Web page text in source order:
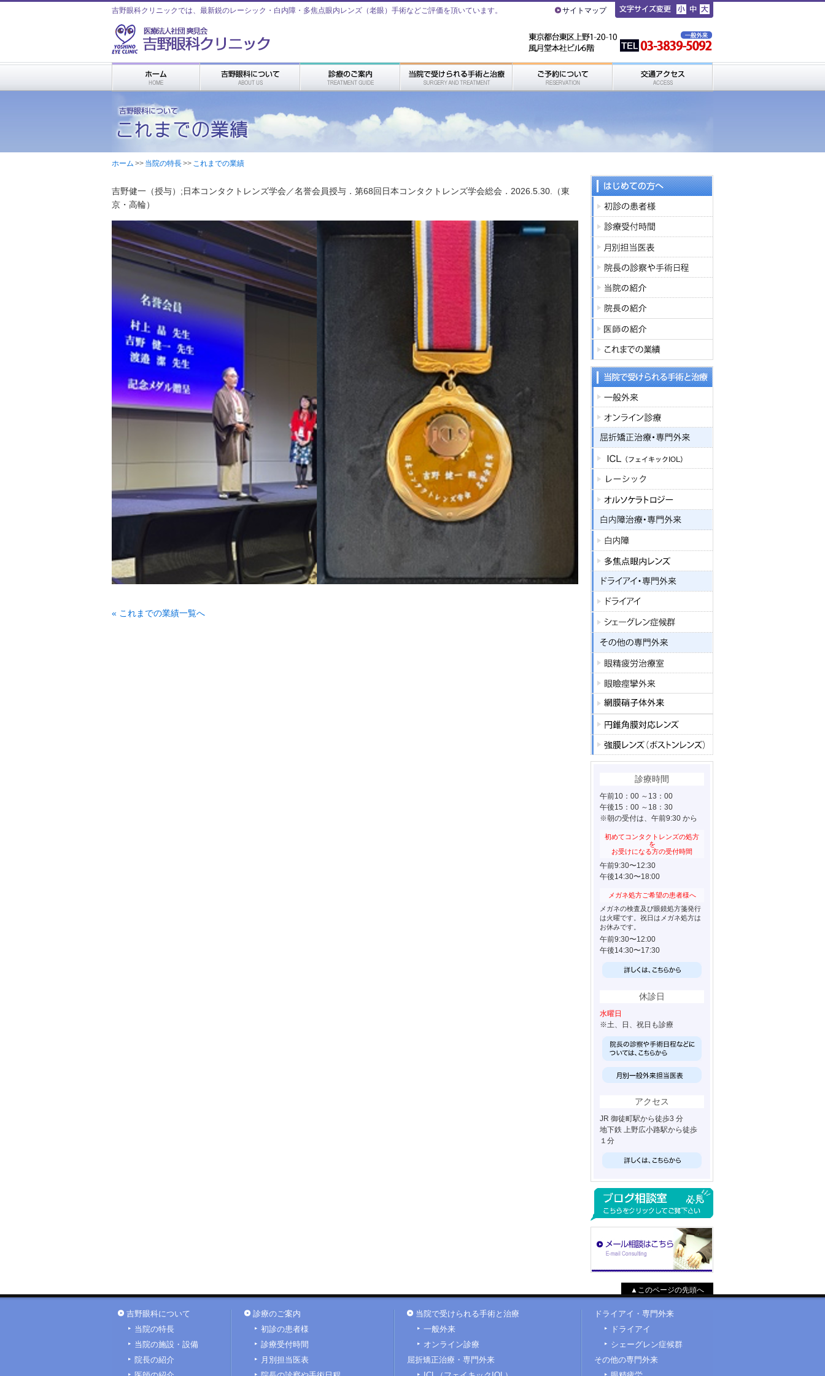
吉野眼科クリニックでは、最新鋭のレーシック・白内障・多焦点眼内レンズ（老眼）手術などご評価を頂いています。 サイトマップ
ホーム >> 当院の特長>> これまでの業績
吉野健一（授与）;日本コンタクトレンズ学会／名誉会員授与．第68回日本コンタクトレンズ学会総会．2026.5.30.（東
京・高輪）
« これまでの業績一覧へ
診療時間
午前10：00 ～13：00
午後15：00 ～18：30
※朝の受付は、午前9:30 から
初めてコンタクトレンズの処方
を
お受けになる方の受付時間
午前9:30〜12:30
午後14:30〜18:00
メガネ処方ご希望の患者様へ
メガネの検査及び眼鏡処方箋発行
は火曜です。祝日はメガネ処方は
お休みです。
午前9:30〜12:00
午後14:30〜17:30
休診日
水曜日
※土、日、祝日も診療
アクセス
JR 御徒町駅から徒歩3 分
地下鉄 上野広小路駅から徒歩
１分
▲このページの先頭へ
吉野眼科について
当院の特長
当院の施設・設備
院長の紹介
診療のご案内
初診の患者様
診療受付時間
月別担当医表
当院で受けられる手術と治療
一般外来
オンライン診療
屈折矯正治療・専門外来
ドライアイ・専門外来
ドライアイ
シェーグレン症候群
その他の専門外来